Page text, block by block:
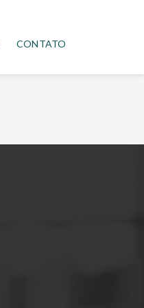
CONTATO